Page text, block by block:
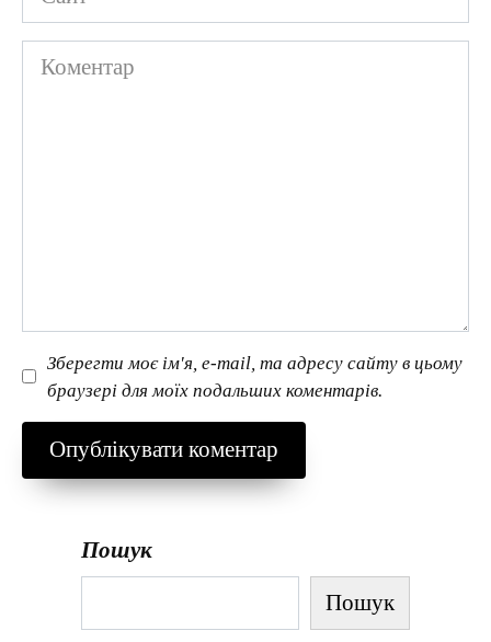
Коментар
Зберегти моє ім'я, e-mail, та адресу сайту в цьому
браузері для моїх подальших коментарів.
Пошук
Пошук